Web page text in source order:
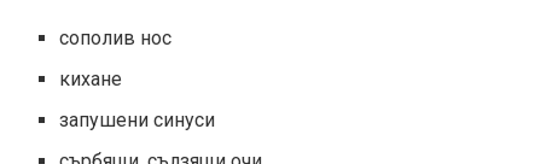
сополив нос
кихане
запушени синуси